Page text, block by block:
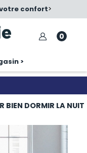
confort>
0
>
BIEN DORMIR LA NUIT